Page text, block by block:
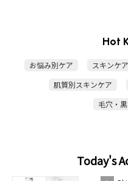
Hot
お悩み別ケア スキンケア
肌質別スキンケア
毛穴・
Today's